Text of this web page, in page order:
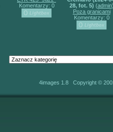
Komentarzy: 0
28, fot. 5) (admin
Poza granicami
Komentarzy: 0
4images 1.8 Copyright ©